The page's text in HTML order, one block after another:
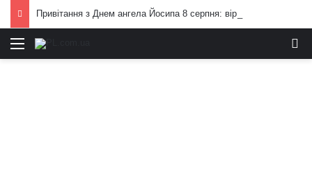
Привітання з Днем ангела Йосипа 8 серпня: вірші та проза
Меню